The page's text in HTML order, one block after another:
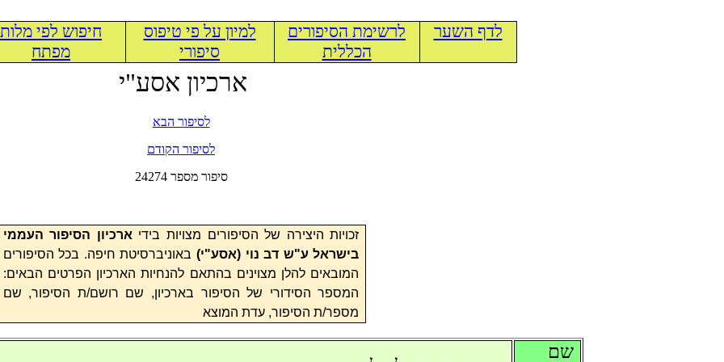
לדף השער
לרשימת הסיפורים
הכללית
למיון על פי טיפוס
סיפורי
חיפוש לפי מלות
מפתח
ארכיון אסע"י
לסיפור הבא
לסיפור הקודם
24274 סיפור מספר
זכויות היצירה של הסיפורים מצויות בידי ארכיון הסיפור העממי
בישראל ע"ש דב נוי (אסע"י) באוניברסיטת חיפה. בכל הסיפורים
המובאים להלן מצוינים בהתאם להנחיות הארכיון הפרטים הבאים:
המספר הסידורי של הסיפור בארכיון, שם רושם/ת הסיפור, שם
מספר/ת הסיפור, עדת המוצא
שם